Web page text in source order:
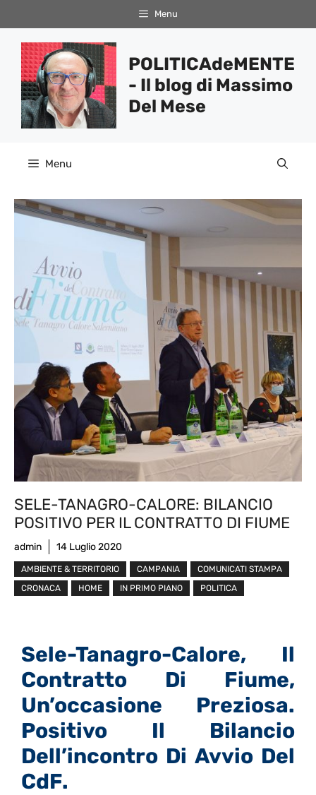
al
contenuto
Menu
POLITICAdeMENTE
- Il blog di Massimo
Del Mese
Menu
SELE-TANAGRO-CALORE: BILANCIO
POSITIVO PER IL CONTRATTO DI FIUME
admin 14 Luglio 2020
AMBIENTE & TERRITORIO CAMPANIA
COMUNICATI STAMPA
CRONACA
HOME IN PRIMO PIANO POLITICA
Sele-Tanagro-Calore, Il
Contratto Di Fiume,
Un’occasione Preziosa.
Positivo Il Bilancio
Dell’incontro Di Avvio Del
CdF.